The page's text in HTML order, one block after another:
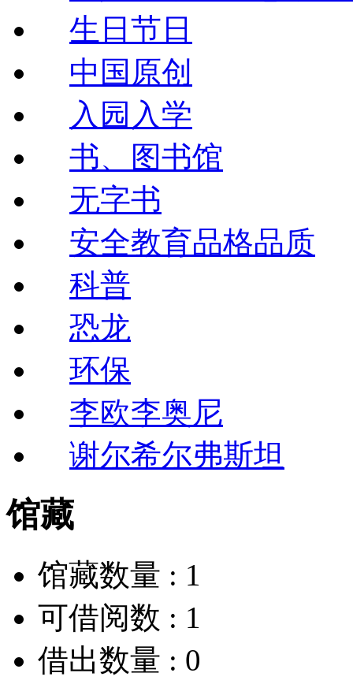
生日节日
中国原创
入园入学
书、图书馆
无字书
安全教育品格品质
科普
恐龙
环保
李欧李奥尼
谢尔希尔弗斯坦
馆藏
馆藏数量 : 1
可借阅数 : 1
借出数量 : 0